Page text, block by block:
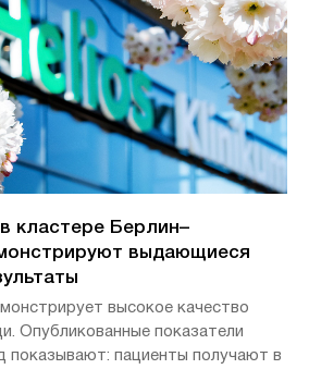
кластере Берлин–
выдающиеся
высокое качество
Опубликованные показатели
показывают: пациенты получают в